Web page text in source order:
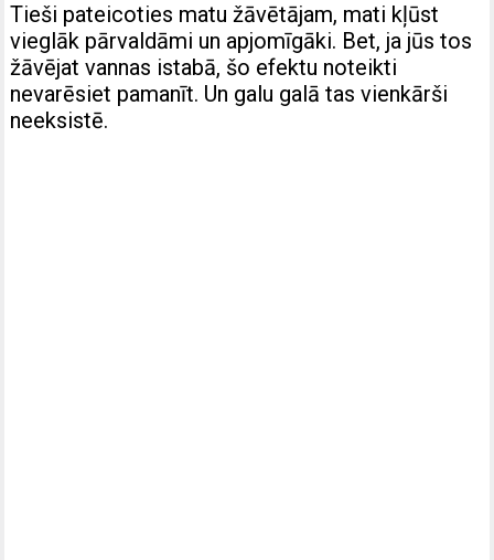
Tieši pateicoties matu žāvētājam, mati kļūst
vieglāk pārvaldāmi un apjomīgāki. Bet, ja jūs tos
žāvējat vannas istabā, šo efektu noteikti
nevarēsiet pamanīt. Un galu galā tas vienkārši
neeksistē.